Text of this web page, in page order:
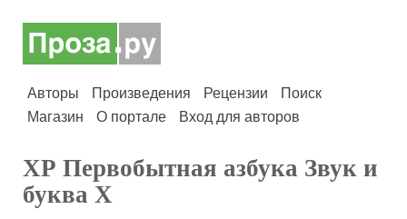
Авторы Произведения Рецензии
Поиск
Магазин
О портале Вход для авторов
ХР Первобытная азбука Звук и
буква Х